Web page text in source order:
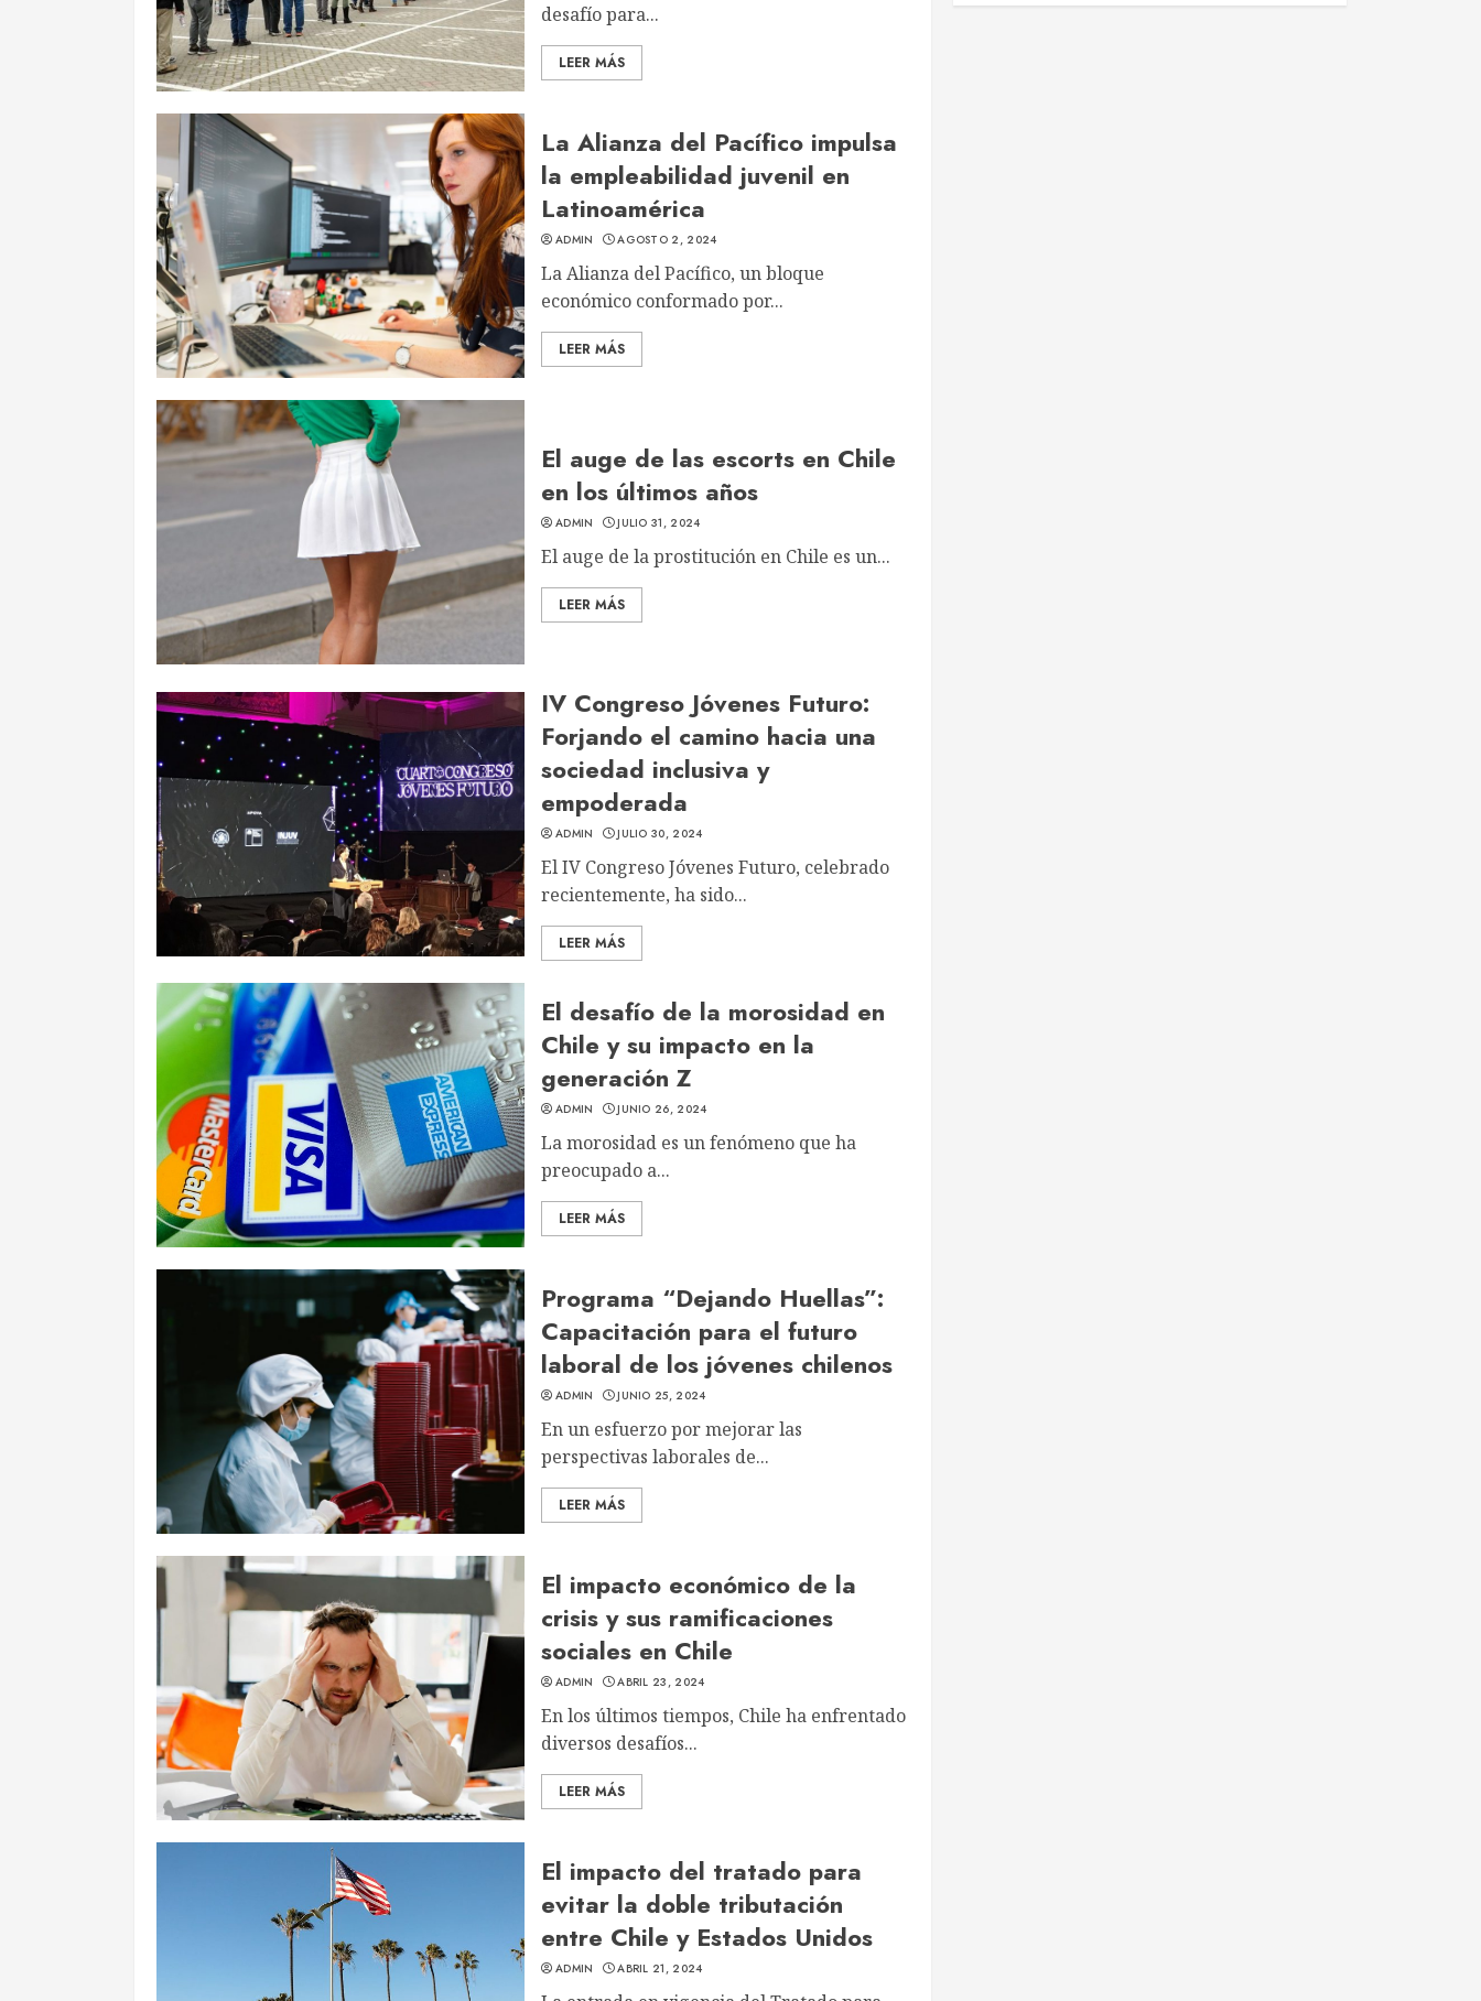
desafío para...
LEER MÁS
La Alianza del Pacífico impulsa
la empleabilidad juvenil en
Latinoamérica
ADMIN AGOSTO 2, 2024
La Alianza del Pacífico, un bloque
económico conformado por...
LEER MÁS
El auge de las escorts en Chile
en los últimos años
ADMIN JULIO 31, 2024
El auge de la prostitución en Chile es un...
LEER MÁS
IV Congreso Jóvenes Futuro:
Forjando el camino hacia una
sociedad inclusiva y
empoderada
ADMIN JULIO 30, 2024
El IV Congreso Jóvenes Futuro, celebrado
recientemente, ha sido...
LEER MÁS
El desafío de la morosidad en
Chile y su impacto en la
generación Z
ADMIN JUNIO 26, 2024
La morosidad es un fenómeno que ha
preocupado a...
LEER MÁS
Programa “Dejando Huellas”:
Capacitación para el futuro
laboral de los jóvenes chilenos
ADMIN JUNIO 25, 2024
En un esfuerzo por mejorar las
perspectivas laborales de...
LEER MÁS
El impacto económico de la
crisis y sus ramificaciones
sociales en Chile
ADMIN ABRIL 23, 2024
En los últimos tiempos, Chile ha enfrentado
diversos desafíos...
LEER MÁS
El impacto del tratado para
evitar la doble tributación
entre Chile y Estados Unidos
ADMIN ABRIL 21, 2024